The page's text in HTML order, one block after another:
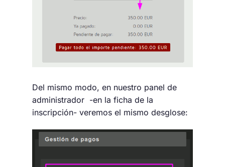
Del mismo modo, en nuestro panel de
administrador -en la ficha de la
inscripción- veremos el mismo desglose: